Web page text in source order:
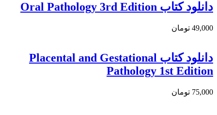
دانلود کتاب Oral Pathology 3rd Edition
49,000 تومان
دانلود كتاب Placental and Gestational
Pathology 1st Edition
75,000 تومان